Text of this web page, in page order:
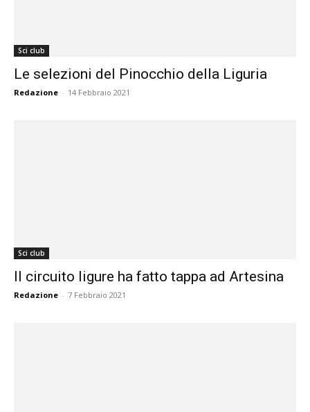
Sci club
Le selezioni del Pinocchio della Liguria
Redazione - 14 Febbraio 2021
Sci club
Il circuito ligure ha fatto tappa ad Artesina
Redazione - 7 Febbraio 2021